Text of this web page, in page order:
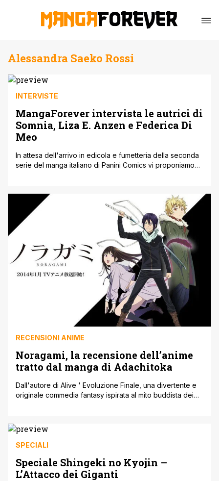
Alessandra Saeko Rossi
INTERVISTE
MangaForever intervista le autrici di
Somnia, Liza E. Anzen e Federica Di
Meo
In attesa dell'arrivo in edicola e fumetteria della seconda
serie del manga italiano di Panini Comics vi proponiamo
RECENSIONI ANIME
Noragami, la recensione dell’anime
tratto dal manga di Adachitoka
Dall'autore di Alive ' Evoluzione Finale, una divertente e
originale commedia fantasy ispirata al mito buddista dei
SPECIALI
Speciale Shingeki no Kyojin –
L’Attacco dei Giganti